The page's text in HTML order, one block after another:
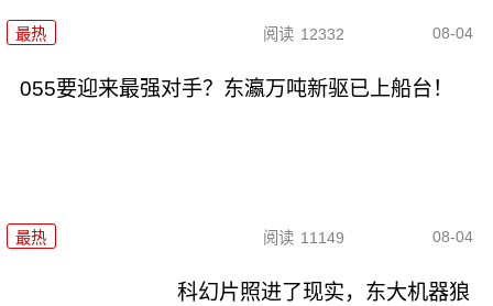
最热 阅读 12332 08-04
055要迎来最强对手？东瀛万吨新驱已上船台！
最热 阅读 11149 08-04
科幻片照进了现实，东大机器狼